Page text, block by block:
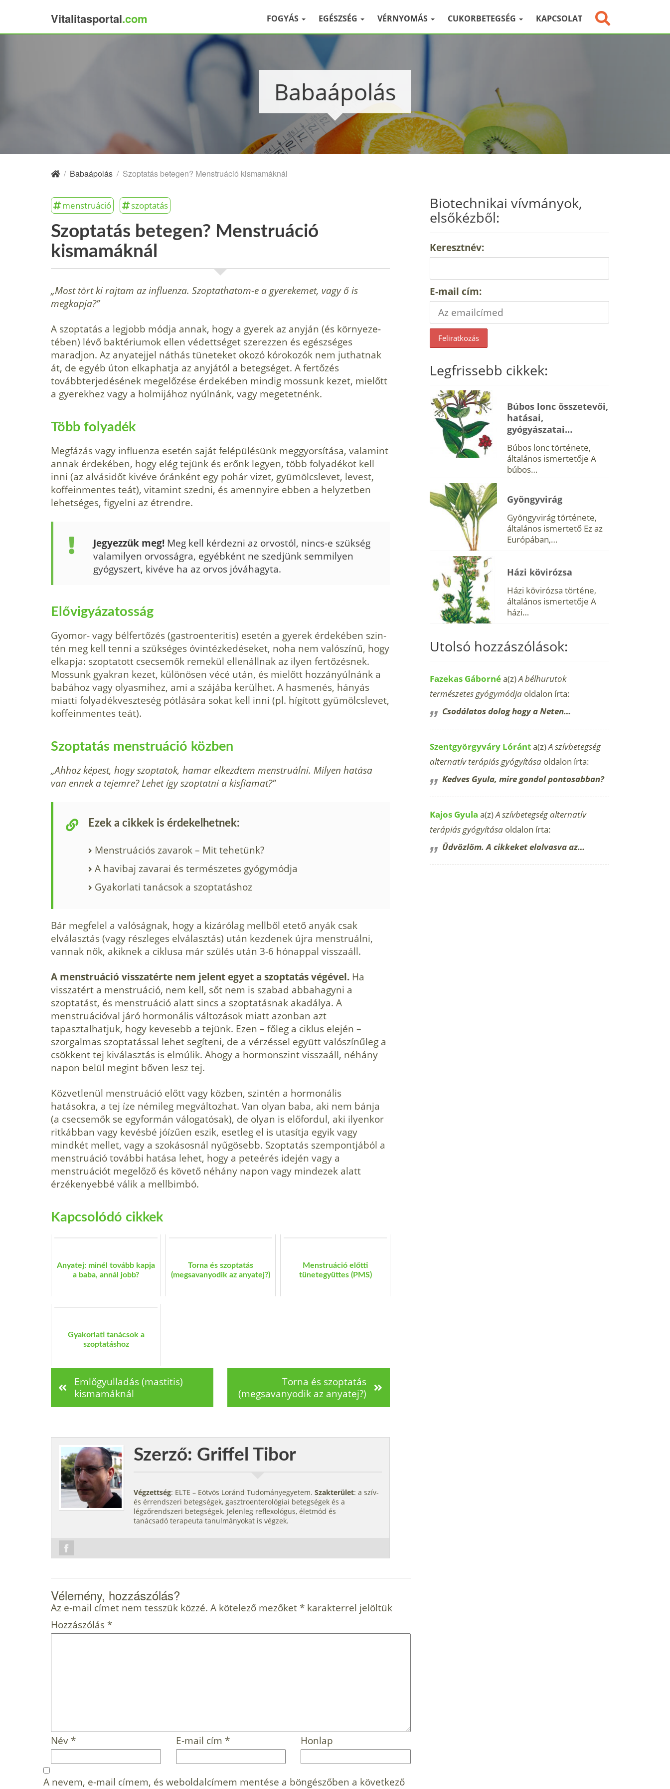
Vitalitasportal.com FOGYÁS EGÉSZSÉG VÉRNYOMÁS CUKORBETEGSÉG KAPCSOLAT
Babaápolás
/ Babaápolás / Szoptatás betegen? Menstruáció kismamáknál
menstruáció szoptatás
Szoptatás betegen? Menstruáció
kismamáknál
„Most tört ki rajtam az influenza. Szoptathatom-e a gyerekemet, vagy ő is
megkapja?”
A szoptatás a legjobb módja annak, hogy a gyerek az anyján (és környeze­
tében) lévő baktériumok ellen védettsé­get szerezzen és egészséges
maradjon. Az anyatejjel náthás tüneteket okozó kórokozók nem juthatnak
át, de egyéb úton elkaphatja az anyjától a betegsé­get. A fertőzés
továbbterjedésének meg­előzése érdekében mindig mossunk ke­zet, mielőtt
a gyerekhez vagy a holmi­jához nyúlnánk, vagy megetetnénk.
Több folyadék
Megfázás vagy influenza esetén saját felépülésünk meggyorsítása, valamint
annak érdekében, hogy elég tejünk és erőnk legyen, több folyadékot kell
inni (az alvásidőt kivéve óránként egy pohár vizet, gyümölcslevet, levest,
koffeinmentes teát), vitamint szedni, és amennyire ebben a helyzetben
lehetséges, figyelni az étrendre.
Jegyezzük meg! Meg kell kérdezni az orvos­tól, nincs-e szükség
valamilyen orvosság­ra, egyébként ne szedjünk semmilyen
gyógyszert, kivéve ha az orvos jóváhagyta.
Elővigyázatosság
Gyomor- vagy bélfertőzés (gastroenteritis) esetén a gyerek érdekében szin­
tén meg kell tenni a szükséges óvintézkedéseket, noha nem valószínű, hogy
elkapja: szoptatott csecsemők remekül ellenállnak az ilyen fertőzésnek.
Mossunk gyakran kezet, különösen vécé után, és mielőtt hozzányúlnánk a
babához vagy olyasmihez, ami a szájába kerülhet. A has­menés, hányás
miatti folyadékveszteség pótlására sokat kell inni (pl. hígított gyümölcslevet,
koffeinmentes teát).
Szoptatás menstruáció közben
„Ahhoz képest, hogy szoptatok, hamar elkezdtem menstruálni. Milyen hatása
van ennek a tejemre? Lehet így szoptatni a kisfiamat?”
Ezek a cikkek is érdekelhetnek:
Menstruációs zavarok – Mit tehetünk?
A havibaj zavarai és természetes gyógymódja
Gyakorlati tanácsok a szoptatáshoz
Bár megfelel a valóságnak, hogy a kizáró­lag mellből etető anyák csak
elválasztás (vagy részleges elválasztás) után kezdenek újra menstruálni,
vannak nők, akiknek a ciklusa már szülés után 3-6 hónappal visszaáll.
A menstruáció visszatérte nem jelent egyet a szoptatás végével. Ha
visszatért a menstruáció, nem kell, sőt nem is sza­bad abbahagyni a
szoptatást, és menst­ruáció alatt sincs a szoptatásnak akadálya. A
menstruációval járó hormonális válto­zások miatt azonban azt
tapasztalhatjuk, hogy kevesebb a tejünk. Ezen – főleg a ciklus elején –
szorgalmas szoptatással lehet segíteni, de a vérzéssel együtt valószínű­leg a
csökkent tej kiválasztás is elmúlik. Ahogy a hormonszint visszaáll, néhány
napon belül megint bőven lesz tej.
Köz­vetlenül menstruáció előtt vagy közben, szintén a hormonális
hatásokra, a tej íze némileg megváltozhat. Van olyan baba, aki nem bánja
(a csecsemők se egyformán válogatósak), de olyan is előfordul, aki ilyenkor
ritkábban vagy kevésbé jóízűen eszik, esetleg el is utasítja egyik vagy
mindkét mellet, vagy a szokásosnál nyű­gösebb. Szoptatás szempontjából a
menst­ruáció további hatása lehet, hogy a pete­érés idején vagy a
menstruációt megelőző és követő néhány napon vagy mindezek alatt
érzékenyebbé válik a mellbimbó.
Kapcsolódó cikkek
Anyatej: minél tovább kapja
a baba, annál jobb?
Torna és szoptatás
(megsavanyodik az anyatej?)
Menstruáció előtti
tünetegyüttes (PMS)
Gyakorlati tanácsok a
szoptatáshoz
Emlőgyulladás (mastitis)
kismamáknál
Torna és szoptatás
(megsavanyodik az anyatej?)
Szerző: Griffel Tibor
Végzettség: ELTE – Eötvös Loránd Tudományegyetem. Szakterület: a szív-
és érrendszeri betegségek, gasztroenterológiai betegségek és a
légzőrendszeri betegségek. Jelenleg reflexológus, életmód és
tanácsadó terapeuta tanulmányokat is végzek.
Vélemény, hozzászólás?
Az e-mail címet nem tesszük közzé. A kötelező mezőket * karakterrel jelöltük
Hozzászólás *
Név * E-mail cím * Honlap
A nevem, e-mail címem, és weboldalcímem mentése a böngészőben a következő
Biotechnikai vívmányok,
elsőkézből:
Keresztnév:
E-mail cím:
Legfrissebb cikkek:
Búbos lonc összetevői,
hatásai,
gyógyászatai…
Búbos lonc története,
általános ismertetője A
búbos…
Gyöngyvirág
Gyöngyvirág története,
általános ismertető Ez az
Európában,…
Házi kövirózsa
Házi kövirózsa történe,
általános ismertetője A
házi…
Utolsó hozzászólások:
Fazekas Gábornéa(z)A bélhurutok
természetes gyógymódja oldalon írta:
Csodálatos dolog hogy a Neten…
Szentgyörgyváry Lóránta(z)A szívbetegség
alternatív terápiás gyógyítása oldalon írta:
Kedves Gyula, mire gondol pontosabban?
Kajos Gyula a(z)A szívbetegség alternatív
terápiás gyógyítása oldalon írta:
Üdvözlöm. A cikkeket elolvasva az…
×